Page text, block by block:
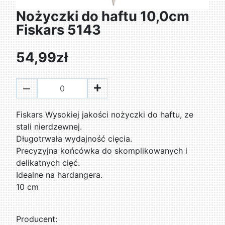
Nożyczki do haftu 10,0cm
Fiskars 5143
54,99zł
Fiskars Wysokiej jakości nożyczki do haftu, ze
stali nierdzewnej.
Długotrwała wydajność cięcia.
Precyzyjna końcówka do skomplikowanych i
delikatnych cięć.
Idealne na hardangera.
10 cm
Producent: